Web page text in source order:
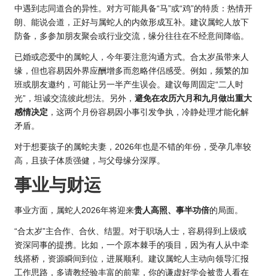
中遇到志同道合的异性。对方可能具备“马”或“鸡”的特质：热情开
朗、能说会道，正好与属蛇人的内敛形成互补。建议属蛇人放下
防备，多参加朋友聚会或行业交流，缘分往往在不经意间降临。
已婚或恋爱中的属蛇人，今年要注意沟通方式。合太岁虽带来人
缘，但也容易因外界应酬增多而忽略伴侣感受。例如，频繁的加
班或朋友邀约，可能让另一半产生误会。建议每周固定“二人时
光”，坦诚交流彼此想法。另外， 避免在农历六月和九月做出重大
感情决定 ，这两个月份容易因小事引发争执，冷静处理才能化解
矛盾。
对于想要孩子的属蛇夫妻，2026年也是不错的年份，受孕几率较
高，且孩子体质强健，与父母缘分深厚。
事业与财运
事业方面，属蛇人2026年将迎来贵人高照、事半功倍的局面。
“合太岁”主合作、合伙、结盟。对于职场人士，容易得到上级或
资深同事的提携。比如，一个原本棘手的项目，因为有人从中牵
线搭桥，资源瞬间到位，进展顺利。建议属蛇人主动向领导汇报
工作思路，多请教经验丰富的前辈，你的谦虚好学会被贵人看在